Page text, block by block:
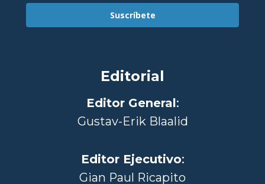
Suscríbete
Editorial
Editor General:
Gustav-Erik Blaalid
Editor Ejecutivo:
Gian Paul Ricapito